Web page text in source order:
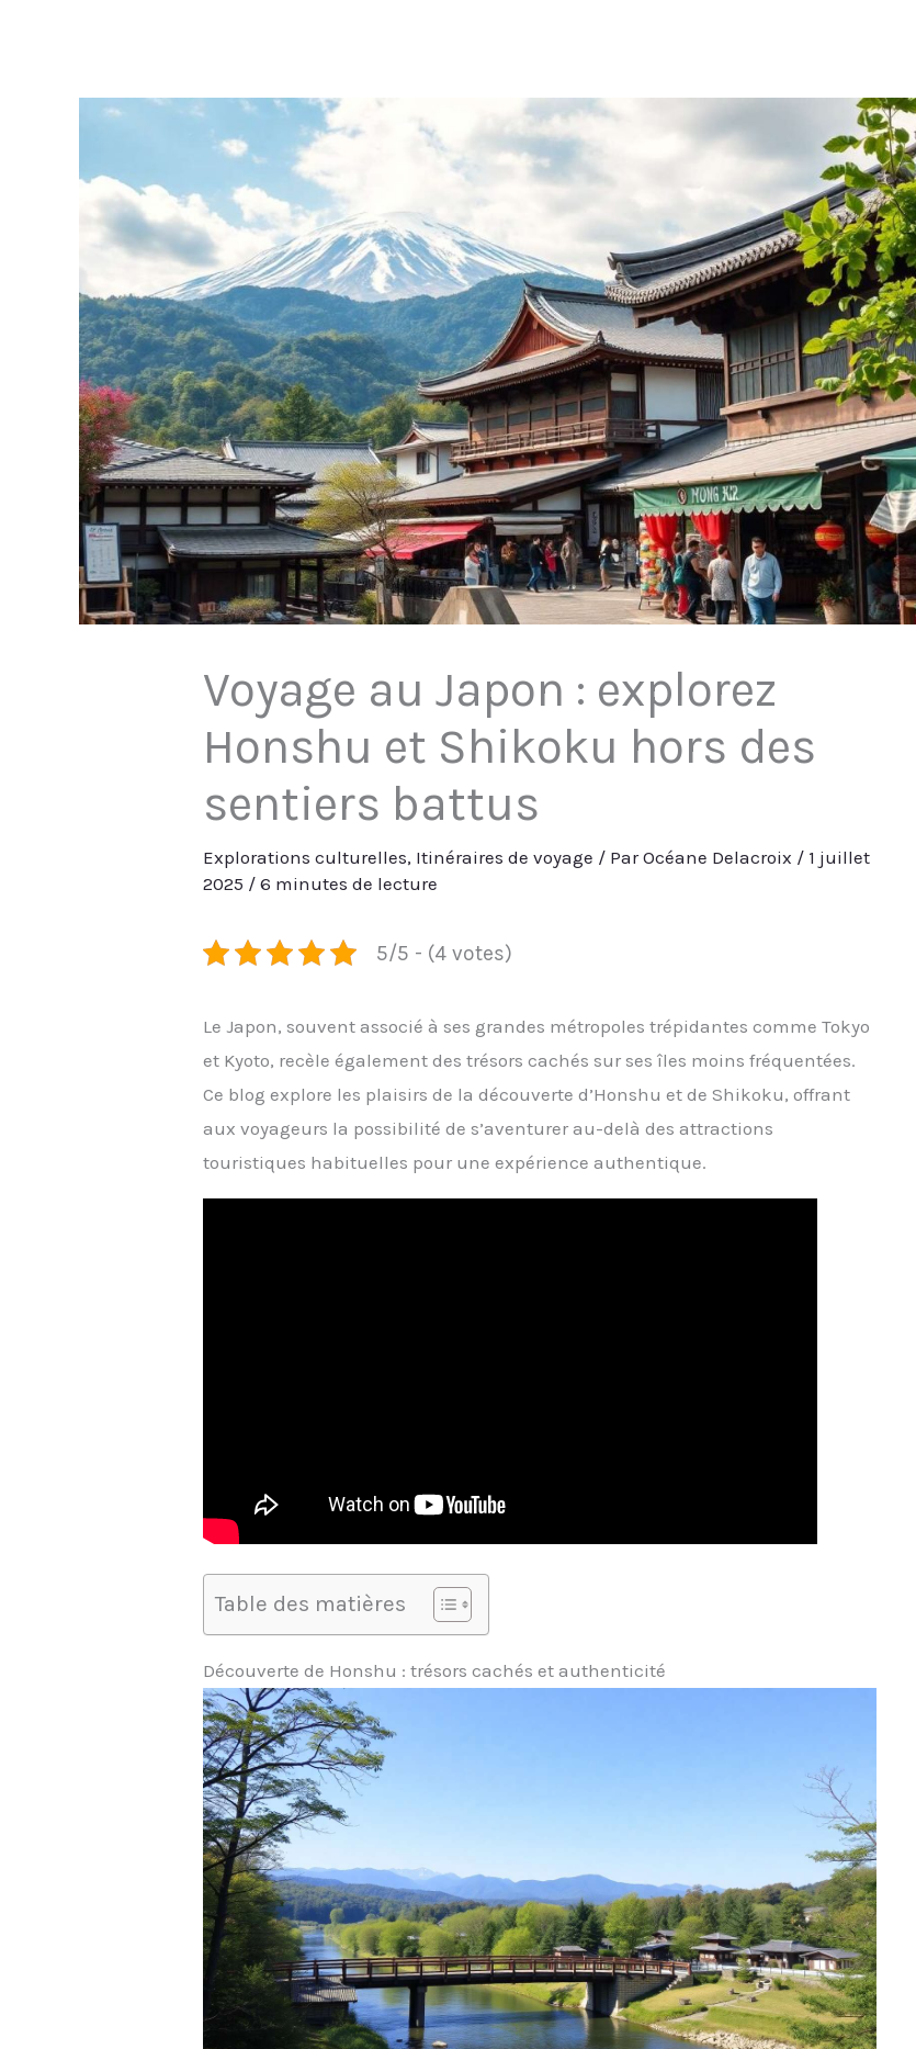
Voyage au Japon : explorez
Honshu et Shikoku hors des
sentiers battus
Explorations culturelles, Itinéraires de voyage / ParOcéane Delacroix / 1 juillet
2025 /6 minutes de lecture
5/5 - (4 votes)
Le Japon, souvent associé à ses grandes métropoles trépidantes comme Tokyo
et Kyoto, recèle également des trésors cachés sur ses îles moins fréquentées.
Ce blog explore les plaisirs de la découverte d’Honshu et de Shikoku, offrant
aux voyageurs la possibilité de s’aventurer au-delà des attractions
touristiques habituelles pour une expérience authentique.
Table des matières
Découverte de Honshu : trésors cachés et authenticité